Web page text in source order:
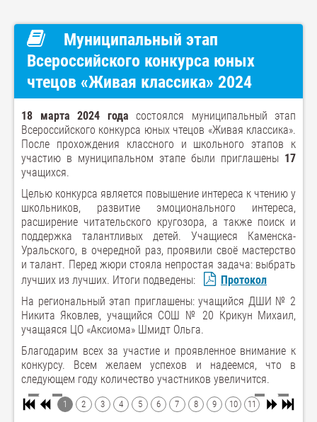
Муниципальный этап
Всероссийского конкурса юных
чтецов «Живая классика» 2024
18 марта 2024 года состоялся муниципальный этап
Всероссийского конкурса юных чтецов «Живая классика».
После прохождения классного и школьного этапов к
участию в муниципальном этапе были приглашены 17
учащихся.
Целью конкурса является повышение интереса к чтению у
школьников, развитие эмоционального интереса,
расширение читательского кругозора, а также поиск и
поддержка талантливых детей. Учащиеся Каменска-
Уральского, в очередной раз, проявили своё мастерство
и талант. Перед жюри стояла непростая задача: выбрать
лучших из лучших. Итоги подведены:
Протокол
На региональный этап приглашены: учащийся ДШИ № 2
Никита Яковлев, учащийся СОШ № 20 Крикун Михаил,
учащаяся ЦО «Аксиома» Шмидт Ольга.
Благодарим всех за участие и проявленное внимание к
конкурсу. Всем желаем успехов и надеемся, что в
следующем году количество участников увеличится.
1 2 3 4 5 6 7 8 9 10 11